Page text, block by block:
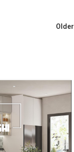
Older